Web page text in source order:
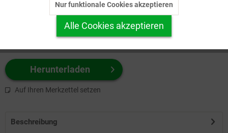
Herunterladen
Auf Ihren Merkzettel setzen
Beschreibung
Personalisierung Inaktiv
Service
Nur funktionale Cookies akzeptieren
Alle Cookies akzeptieren